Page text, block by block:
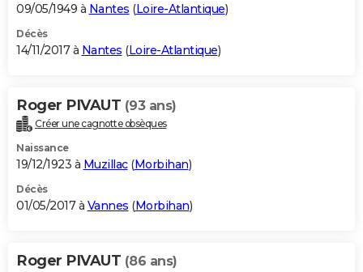
09/05/1949 à Nantes (Loire-Atlantique)
Décès
14/11/2017 à Nantes (Loire-Atlantique)
Roger PIVAUT (93 ans)
Créer une cagnotte obsèques
Naissance
19/12/1923 à Muzillac(Morbihan)
Décès
01/05/2017 à Vannes (Morbihan)
Roger PIVAUT (86 ans)